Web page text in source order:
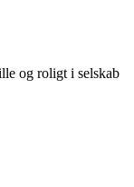
og roligt i selskab